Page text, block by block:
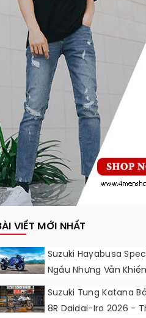
VIẾT MỚI NHẤT
Suzuki Hayabusa
Ngầu Nhưng Vẫn
Suzuki Tung Katana
8R Daidai-Iro 2026 -